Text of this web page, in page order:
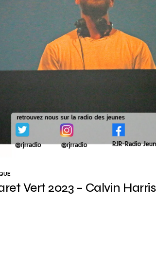
Vert 2023 – Calvin Harris